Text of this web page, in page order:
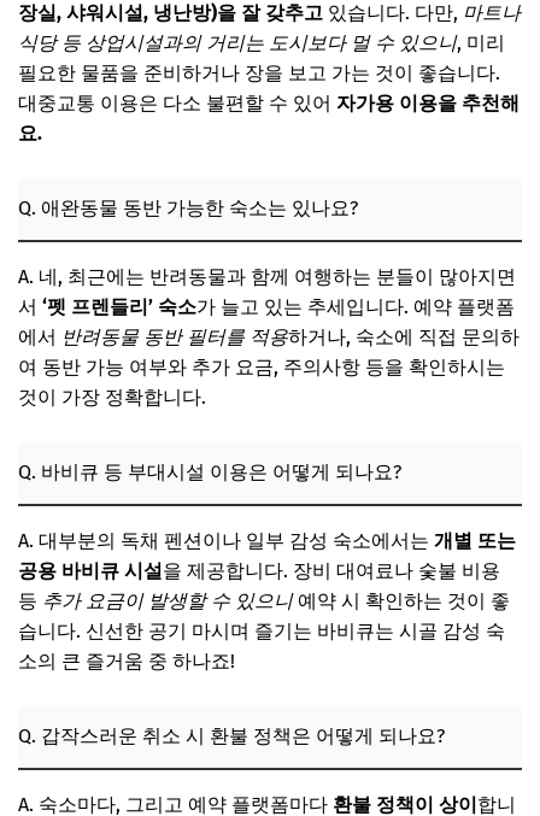
장실, 샤워시설, 냉난방)을 잘 갖추고 있습니다. 다만, 마트나
식당 등 상업시설과의 거리는 도시보다 멀 수 있으니, 미리
필요한 물품을 준비하거나 장을 보고 가는 것이 좋습니다.
대중교통 이용은 다소 불편할 수 있어 자가용 이용을 추천해
요.
Q. 애완동물 동반 가능한 숙소는 있나요?
A. 네, 최근에는 반려동물과 함께 여행하는 분들이 많아지면
서 ‘펫 프렌들리’ 숙소가 늘고 있는 추세입니다. 예약 플랫폼
에서 반려동물 동반 필터를 적용하거나, 숙소에 직접 문의하
여 동반 가능 여부와 추가 요금, 주의사항 등을 확인하시는
것이 가장 정확합니다.
Q. 바비큐 등 부대시설 이용은 어떻게 되나요?
A. 대부분의 독채 펜션이나 일부 감성 숙소에서는 개별 또는
공용 바비큐 시설을 제공합니다. 장비 대여료나 숯불 비용
등 추가 요금이 발생할 수 있으니예약 시 확인하는 것이 좋
습니다. 신선한 공기 마시며 즐기는 바비큐는 시골 감성 숙
소의 큰 즐거움 중 하나죠!
Q. 갑작스러운 취소 시 환불 정책은 어떻게 되나요?
A. 숙소마다, 그리고 예약 플랫폼마다 환불 정책이 상이 합니